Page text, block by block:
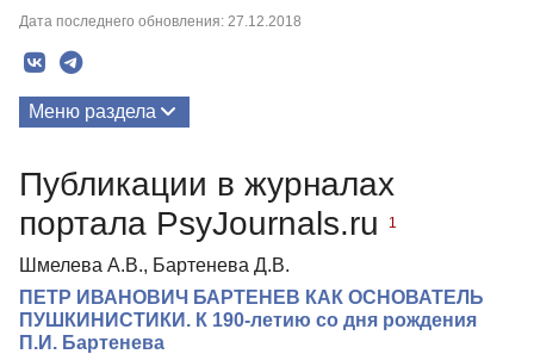
Дата последнего обновления: 27.12.2018
Меню раздела
Публикации в журналах
портала PsyJournals.ru
1
Шмелева А.В., Бартенева Д.В.
ПЕТР ИВАНОВИЧ БАРТЕНЕВ КАК ОСНОВАТЕЛЬ
ПУШКИНИСТИКИ. К 190-летию со дня рождения
П.И. Бартенева